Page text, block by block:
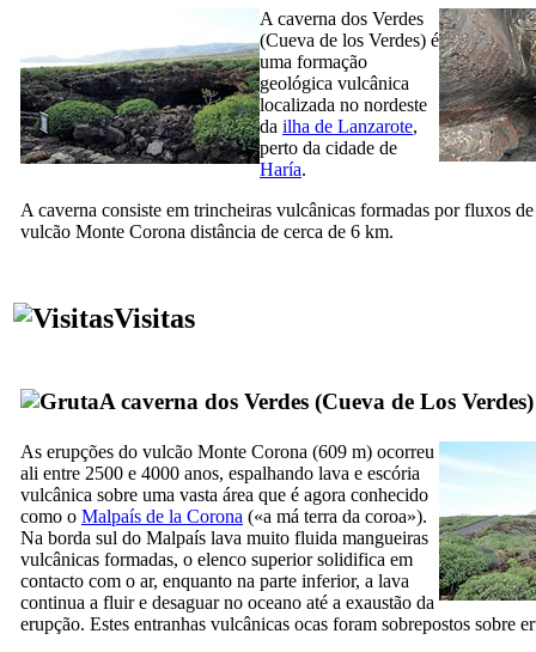
A caverna dos Verdes
(Cueva de los Verdes) é
uma formação
geológica vulcânica
localizada no nordeste
da ilha de Lanzarote,
perto da cidade de
Haría.
A caverna consiste em trincheiras vulcânicas formadas por fluxos
vulcão Monte Corona distância de cerca de 6 km.
Visitas
A caverna dos Verdes (Cueva de Los Verdes)
As erupções do vulcão Monte Corona (609 m) ocorreu
ali entre 2500 e 4000 anos, espalhando lava e escória
vulcânica sobre uma vasta área que é agora conhecido
como o Malpaís de la Corona («a má terra da coroa»).
Na borda sul do Malpaís lava muito fluida mangueiras
vulcânicas formadas, o elenco superior solidifica em
contacto com o ar, enquanto na parte inferior, a lava
continua a fluir e desaguar no oceano até a exaustão da
erupção. Estes entranhas vulcânicas ocas foram sobrepostos sobre